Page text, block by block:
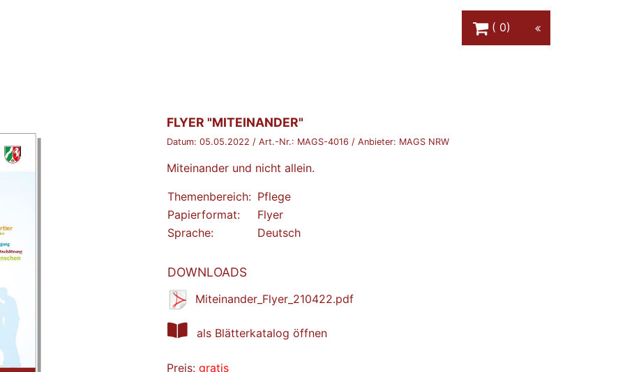
0
BROSCHÜRE:
FLYER "MITEINANDER"
Datum: 05.05.2022 / Art.-Nr.: MAGS-4016 / Anbieter: MAGS NRW
Miteinander und nicht allein.
Themenbereich: Pflege
Papierformat:
Flyer
Sprache:
Deutsch
DOWNLOADS
Miteinander_Flyer_210422.pdf
als Blätterkatalog öffnen
Preis: gratis